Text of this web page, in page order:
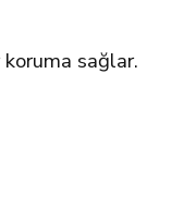
sağlar.